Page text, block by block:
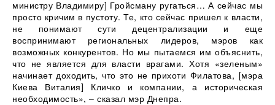
министру Владимиру] Гройсману ругаться… А сейчас мы
просто кричим в пустоту. Те, кто сейчас пришел к власти,
не понимают сути децентрализации и еще
воспринимают региональных лидеров, мэров как
возможных конкурентов. Но мы пытаемся им объяснить,
что не является для власти врагами. Хотя «зеленым»
начинает доходить, что это не прихоти Филатова, [мэра
Киева Виталия] Кличко и компании, а историческая
необходимость», – сказал мэр Днепра.